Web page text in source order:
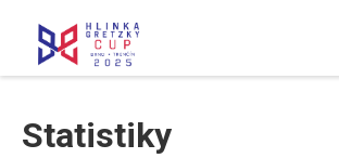
Statistiky